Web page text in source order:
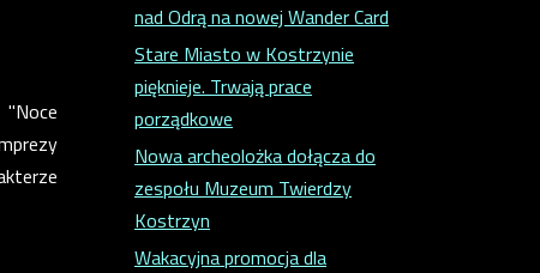
nad Odrą na nowej Wander Card
Stare Miasto w Kostrzynie
pięknieje. Trwają prace
porządkowe
Nowa archeolożka dołącza do
zespołu Muzeum Twierdzy
Kostrzyn
Wakacyjna promocja dla